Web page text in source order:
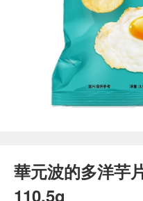
華元波的多洋芋
110.5g